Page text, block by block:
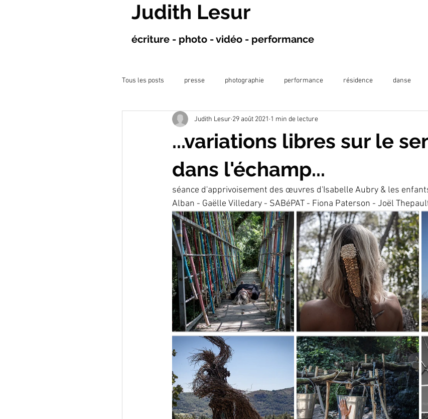
Judith Lesur
écriture - photo - vidéo - performance
Tous les posts presse photographie performance résidence danse
projet à l&#39;hôpital projection exposition
ateliers artistiques collaboration artistique
...variations libres sur le
dans l'échamp...
Judith Lesur 29 août 2021 1 min de lecture
séance d'apprivoisement des œuvres d'Isabelle Aubry & les
Alban - Gaëlle Villedary - SABéPAT - Fiona Paterson - Joël